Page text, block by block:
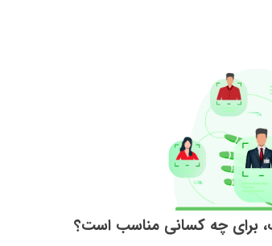
برای چه کسانی مناسب است؟